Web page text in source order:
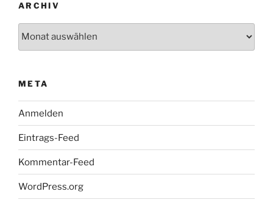
ARCHIV
META
Anmelden
Eintrags-Feed
Kommentar-Feed
WordPress.org